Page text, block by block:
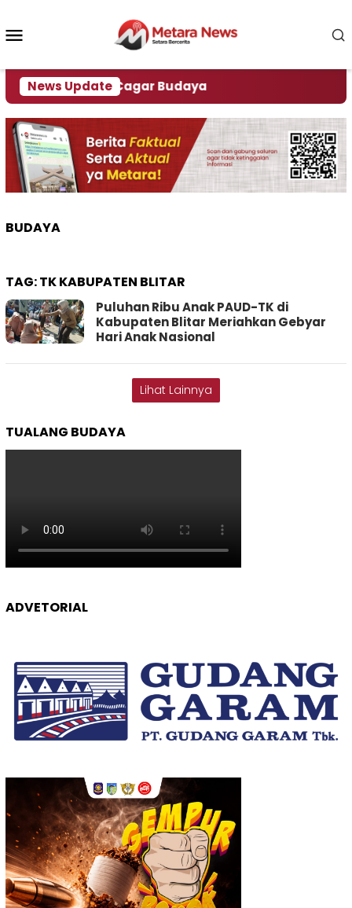
konten
News UpdateCagar Budaya
BUDAYA
TAG:TK KABUPATEN BLITAR
Puluhan Ribu Anak PAUD-TK di
Kabupaten Blitar Meriahkan Gebyar
Hari Anak Nasional
Lihat Lainnya
TUALANG BUDAYA
ADVETORIAL